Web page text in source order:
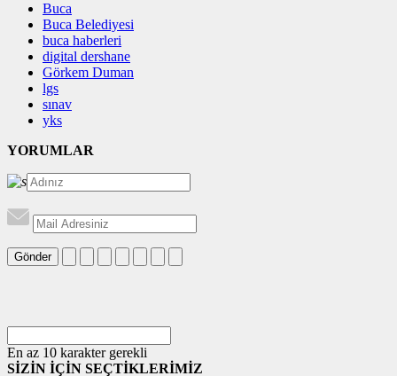
Buca
Buca Belediyesi
buca haberleri
digital dershane
Görkem Duman
lgs
sınav
yks
YORUMLAR
Gönder
En az 10 karakter gerekli
SİZİN İÇİN SEÇTİKLERİMİZ